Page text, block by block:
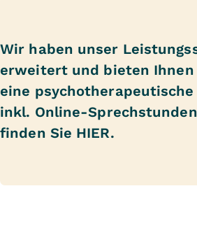
Wir haben unser
erweitert und bieten
eine
inkl. Online-
finden Sie HIER.